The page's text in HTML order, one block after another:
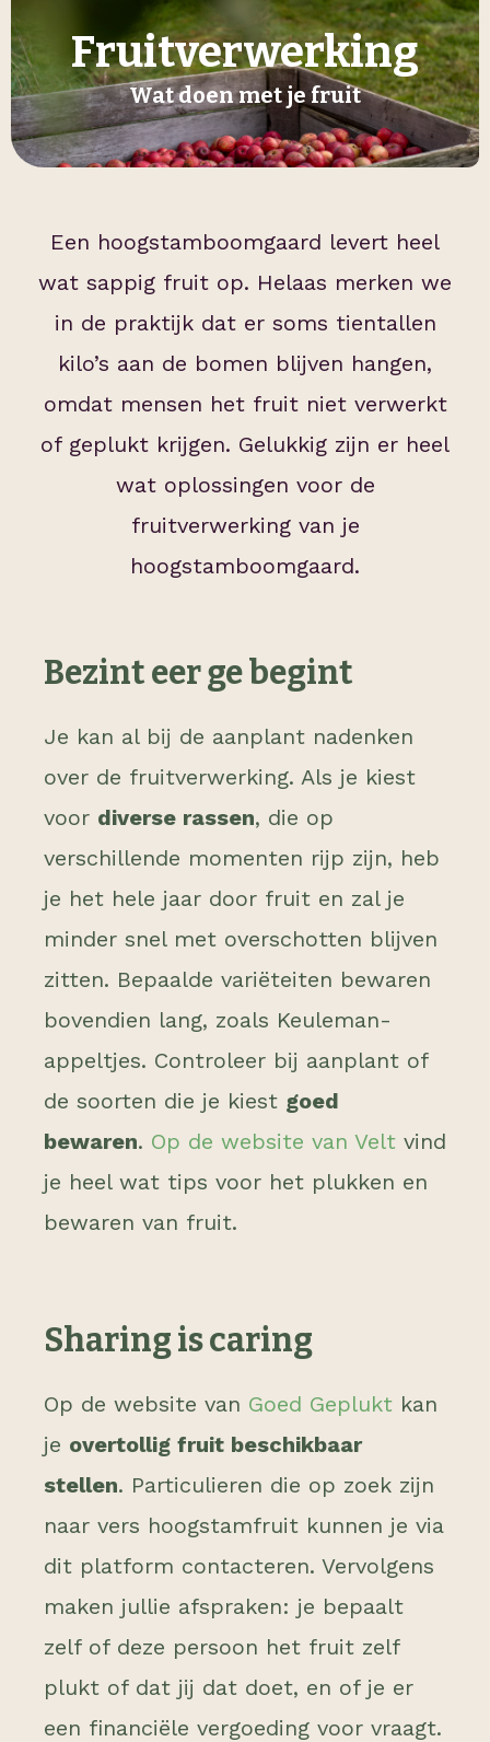
Fruitverwerking
Wat doen met je fruit
Een hoogstamboomgaard levert heel
wat sappig fruit op. Helaas merken we
in de praktijk dat er soms tientallen
kilo’s aan de bomen blijven hangen,
omdat mensen het fruit niet verwerkt
of geplukt krijgen. Gelukkig zijn er heel
wat oplossingen voor de
fruitverwerking van je
hoogstamboomgaard.
Bezint eer ge begint
Je kan al bij de aanplant nadenken
over de fruitverwerking. Als je kiest
voor diverse rassen, die op
verschillende momenten rijp zijn, heb
je het hele jaar door fruit en zal je
minder snel met overschotten blijven
zitten. Bepaalde variëteiten bewaren
bovendien lang, zoals Keuleman-
appeltjes. Controleer bij aanplant of
de soorten die je kiest goed
bewaren. Op de website van Velt vind
je heel wat tips voor het plukken en
bewaren van fruit.
Sharing is caring
Op de website van Goed Geplukt kan
je overtollig fruit beschikbaar
stellen. Particulieren die op zoek zijn
naar vers hoogstamfruit kunnen je via
dit platform contacteren. Vervolgens
maken jullie afspraken: je bepaalt
zelf of deze persoon het fruit zelf
plukt of dat jij dat doet, en of je er
een financiële vergoeding voor vraagt.